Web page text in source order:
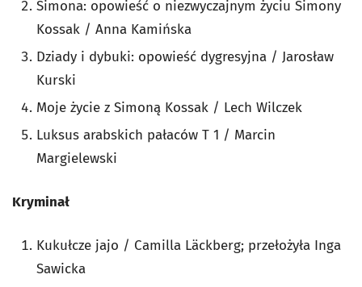
Simona: opowieść o niezwyczajnym życiu Simony
Kossak / Anna Kamińska
Dziady i dybuki: opowieść dygresyjna / Jarosław
Kurski
Moje życie z Simoną Kossak / Lech Wilczek
Luksus arabskich pałaców T 1 / Marcin
Margielewski
Kryminał
Kukułcze jajo / Camilla Läckberg; przełożyła Inga
Sawicka